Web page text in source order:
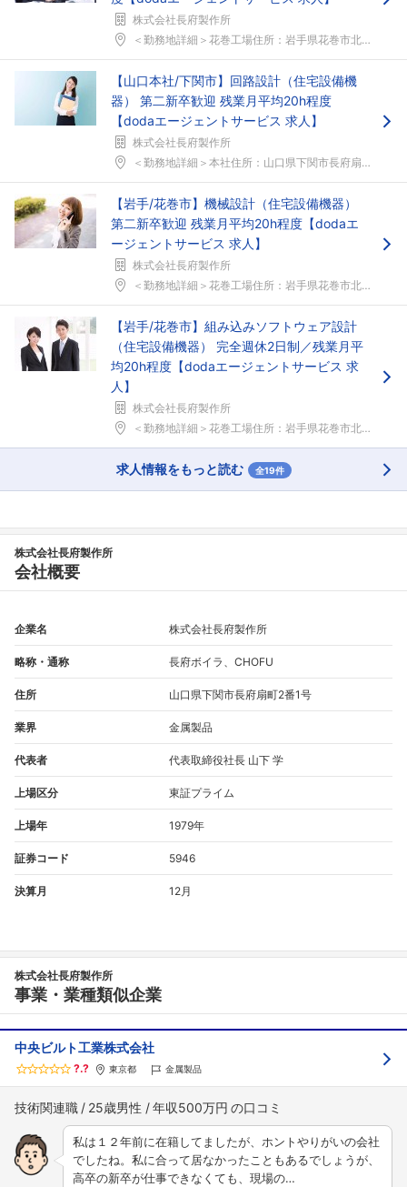
株式会社長府製作所
＜勤務地詳細＞花巻工場住所：岩手県花巻市北湯口第2...
【山口本社/下関市】回路設計（住宅設備機
器） 第二新卒歓迎 残業月平均20h程度
【dodaエージェントサービス 求人】
株式会社長府製作所
＜勤務地詳細＞本社住所：山口県下関市長府扇町2-1...
【岩手/花巻市】機械設計（住宅設備機器）
第二新卒歓迎 残業月平均20h程度【dodaエ
ージェントサービス 求人】
株式会社長府製作所
＜勤務地詳細＞花巻工場住所：岩手県花巻市北湯口第2...
【岩手/花巻市】組み込みソフトウェア設計
（住宅設備機器） 完全週休2日制／残業月平
均20h程度【dodaエージェントサービス 求
人】
株式会社長府製作所
＜勤務地詳細＞花巻工場住所：岩手県花巻市北湯口第2...
求人情報をもっと読む 全19件
株式会社長府製作所
会社概要
企業名 株式会社長府製作所
略称・通称 長府ボイラ、CHOFU
住所 山口県下関市長府扇町2番1号
業界 金属製品
代表者 代表取締役社長 山下 学
上場区分 東証プライム
上場年 1979年
証券コード 5946
決算月 12月
株式会社長府製作所
事業・業種類似企業
中央ビルト工業株式会社
?.? 東京都 金属製品
技術関連職 25歳男性 年収500万円
私は１２年前に在籍してましたが、ホントやりがいの会社
でしたね。私に合って居なかったこともあるでしょうが、
高卒の新卒が仕事できなくても、現場の…